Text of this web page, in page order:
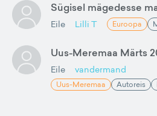
Sügisel mägedesse
Eile Lilli T Euroopa
Uus-Meremaa Märts
Eile vandermand
Uus-Meremaa Autoreis